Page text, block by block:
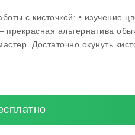
с кисточкой; • изучение
альтернатива
Достаточно окунуть